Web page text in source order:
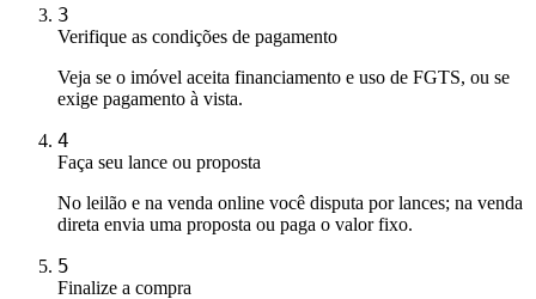
3
Verifique as condições de pagamento
Veja se o imóvel aceita financiamento e uso de FGTS, ou se
exige pagamento à vista.
4
Faça seu lance ou proposta
No leilão e na venda online você disputa por lances; na venda
direta envia uma proposta ou paga o valor fixo.
5
Finalize a compra